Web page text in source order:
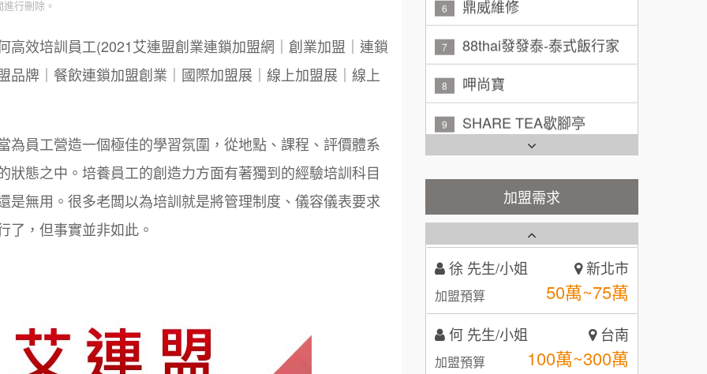
行刪除。
高效培訓員工(2021艾連盟創業連鎖加盟網｜創業加盟｜連鎖
品牌｜餐飲連鎖加盟創業｜國際加盟展｜線上加盟展｜線上
為員工營造一個極佳的學習氛圍，從地點、課程、評價體系
態之中。培養員工的創造力方面有著獨到的經驗培訓科目
是無用。很多老闆以為培訓就是將管理制度、儀容儀表要求
了，但事實並非如此。
7 88thai發發泰-泰式飯行家
8 呷尚寶
9 SHARE TEA歇腳亭
10 TEA TOP台灣第一味
Cozy coffee可集咖啡
3 秉宏小米甜甜圈
潮鍋癮
咖啡LOOK
加盟需求
加盟預算 100萬~150萬
林 先生/小姐 屏東縣
加盟預算
吳 先生/小姐 屏東縣
加盟預算 100萬~200萬
周 先生/小姐
加盟預算 100萬 ~150萬
徐 先生/小姐 新北市
加盟預算 50萬~75萬
何 先生/小姐 台南
加盟預算 100萬~300萬